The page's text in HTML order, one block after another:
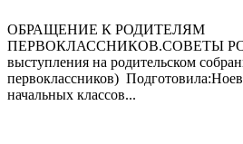
ОБРАЩЕНИЕ К РОДИТЕЛЯМ
ПЕРВОКЛАССНИКОВ.СОВЕТЫ
выступления на родительском
первоклассников)
начальных классов...